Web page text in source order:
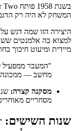
המשחק לא היה רק
היצירה הזו שמה דגש
למצוא בה אלמנטים
מיידית ומיעוט חיכוך
"המעבר
מחשב — ממכונה
מסקנה קצרה:
מסחריים